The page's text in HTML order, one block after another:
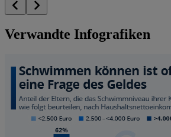
Verwandte Infografiken